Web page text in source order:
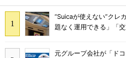
“Suicaが使えない”ク
題なく運用できる」「
元グループ会社が「ド